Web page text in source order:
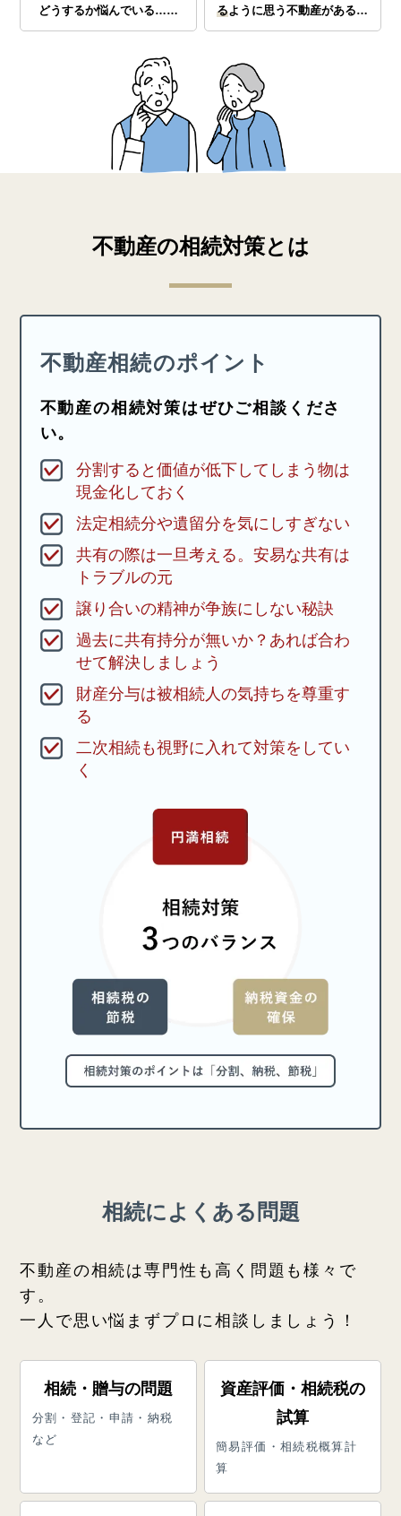
どうするか悩んでいる……
るように思う不動産がある…
不動産の相続対策とは
不動産相続のポイント
不動産の相続対策はぜひご相談くださ
い。
分割すると価値が低下してしまう物は
現金化しておく
法定相続分や遺留分を気にしすぎない
共有の際は一旦考える。安易な共有は
トラブルの元
譲り合いの精神が争族にしない秘訣
過去に共有持分が無いか？あれば合わ
せて解決しましょう
財産分与は被相続人の気持ちを尊重す
る
二次相続も視野に入れて対策をしてい
く
相続によくある問題
不動産の相続は専門性も高く問題も様々で
す。
一人で思い悩まずプロに相談しましょう！
相続・贈与の問題
分割・登記・申請・納税
など
資産評価・相続税の
試算
簡易評価・相続税概算計
算